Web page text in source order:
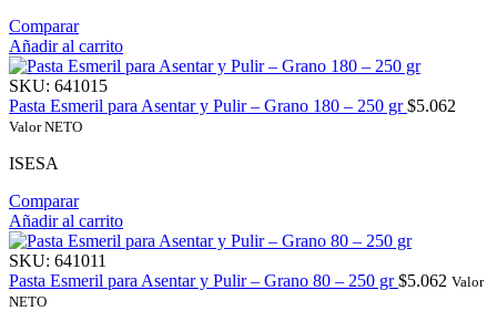
Comparar
Añadir al carrito
SKU: 641015
Pasta Esmeril para Asentar y Pulir – Grano 180 – 250 gr$5.062
Valor NETO
ISESA
Comparar
Añadir al carrito
SKU: 641011
Pasta Esmeril para Asentar y Pulir – Grano 80 – 250 gr$5.062 Valor
NETO